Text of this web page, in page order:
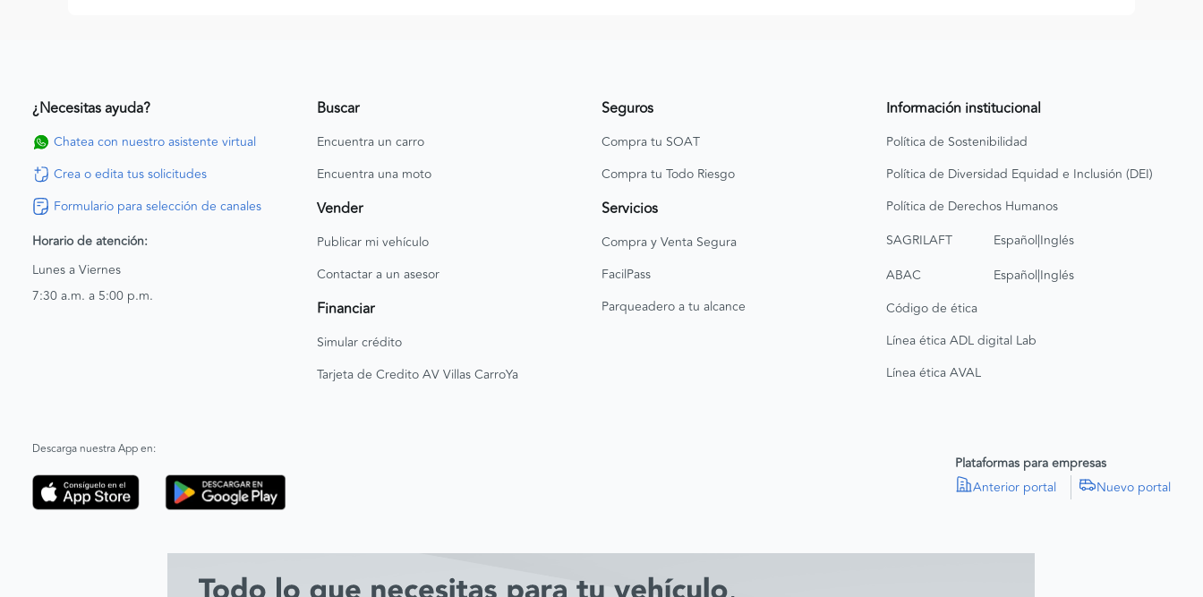
¿Necesitas ayuda?
Chatea con nuestro asistente virtual
Crea o edita tus solicitudes
Formulario para selección de canales
Horario de atención:
Lunes a Viernes
7:30 a.m. a 5:00 p.m.
Buscar
Encuentra un carro
Encuentra una moto
Vender
Publicar mi vehículo
Contactar a un asesor
Financiar
Simular crédito
Tarjeta de Credito AV Villas CarroYa
Seguros
Compra tu SOAT
Compra tu Todo Riesgo
Servicios
Compra y Venta Segura
FacilPass
Parqueadero a tu alcance
Información institucional
Política de Sostenibilidad
Política de Diversidad Equidad e Inclusión (DEI)
Política de Derechos Humanos
SAGRILAFT
Español|Inglés
ABAC
Español|Inglés
Código de ética
Línea ética ADL digital Lab
Línea ética AVAL
Descarga nuestra App en:
Plataformas para empresas
Anterior portal
Nuevo portal